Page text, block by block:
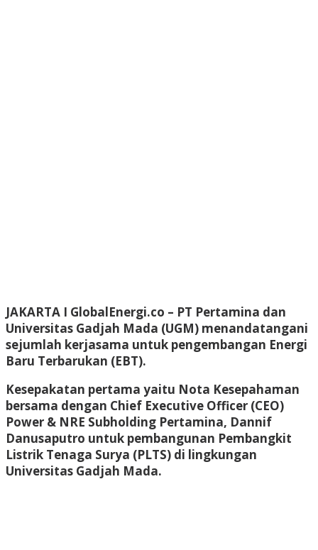
JAKARTA I GlobalEnergi.co – PT Pertamina dan
Universitas Gadjah Mada (UGM) menandatangani
sejumlah kerjasama untuk pengembangan Energi
Baru Terbarukan (EBT).
Kesepakatan pertama yaitu Nota Kesepahaman
bersama dengan Chief Executive Officer (CEO)
Power & NRE Subholding Pertamina, Dannif
Danusaputro untuk pembangunan Pembangkit
Listrik Tenaga Surya (PLTS) di lingkungan
Universitas Gadjah Mada.